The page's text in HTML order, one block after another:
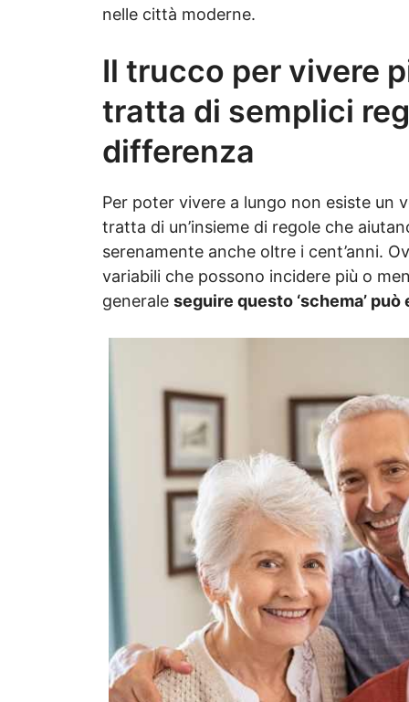
nelle città moderne.
Il trucco per vivere
tratta di semplici
differenza
Per poter vivere a lungo non esiste un
tratta di un’insieme di regole che
serenamente anche oltre i cent’anni.
variabili che possono incidere più o
generale seguire questo ‘schema’